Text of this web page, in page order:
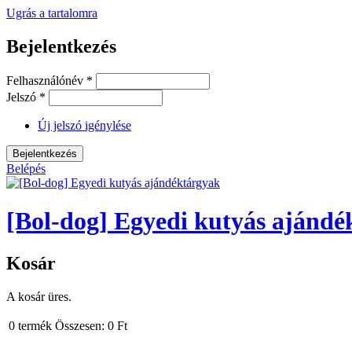
Ugrás a tartalomra
Bejelentkezés
Felhasználónév *
Jelszó *
Új jelszó igénylése
Belépés
[Bol-dog] Egyedi kutyás
Kosár
A kosár üres.
0 termék Összesen: 0 Ft